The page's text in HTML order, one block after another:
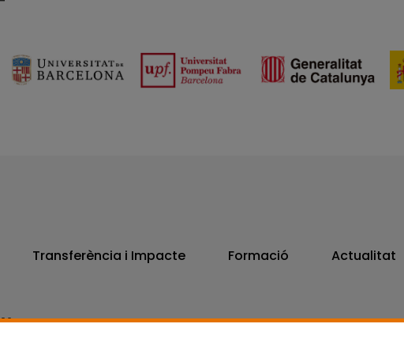
Transferència i Impacte Formació Actualitat